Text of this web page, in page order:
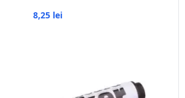
8,25 lei